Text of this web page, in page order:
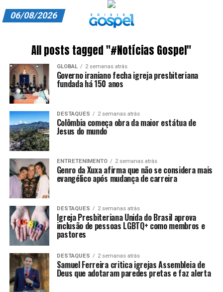
ASSINE
CARRINHO
EDITORIAL
ENTREVISTAS
EXPEDIENTE
FINALIZAR COMPRA
HOME
LANÇAMENTOS
06/08/2026
All posts tagged "#Notícias Gospel"
GLOBAL 2 semanas atrás
Governo iraniano fecha igreja presbiteriana
fundada há 150 anos
DESTAQUES 2 semanas atrás
Colômbia começa obra da maior estátua de
Jesus do mundo
ENTRETENIMENTO 2 semanas atrás
Genro da Xuxa afirma que não se considera mais
evangélico após mudança de carreira
DESTAQUES 2 semanas atrás
Igreja Presbiteriana Unida do Brasil aprova
inclusão de pessoas LGBTQ+ como membros e
pastores
DESTAQUES 2 semanas atrás
Samuel Ferreira critica igrejas Assembleia de
Deus que adotaram paredes pretas e faz alerta